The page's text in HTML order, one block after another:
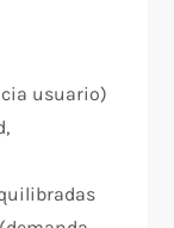
usuario)